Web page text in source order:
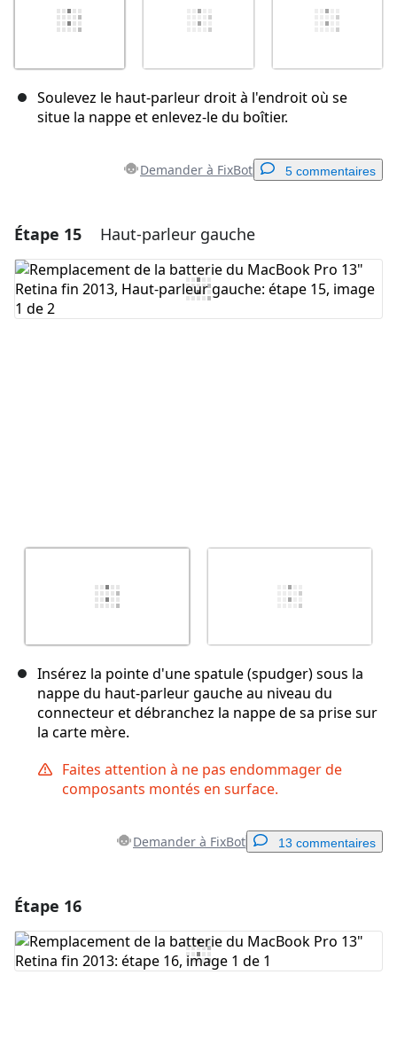
Soulevez le haut-parleur droit à l'endroit où se
situe la nappe et enlevez-le du boîtier.
Demander à FixBot 5 commentaires
Ajouter un commentaire
Ajouter un commentaire
Étape 15 Haut-parleur gauche
Insérez la pointe d'une spatule (spudger) sous la
nappe du haut-parleur gauche au niveau du
connecteur et débranchez la nappe de sa prise sur
la carte mère.
Faites attention à ne pas endommager de
composants montés en surface.
Demander à FixBot 13 commentaires
Ajouter un commentaire
Étape 16